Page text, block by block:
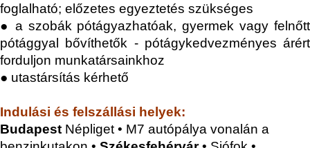
foglalható; előzetes egyeztetés szükséges
● a szobák pótágyazhatóak, gyermek vagy felnőtt
pótággyal bővíthetők - pótágykedvezményes árért
forduljon munkatársainkhoz
● utastársítás kérhető
Indulási és felszállási helyek:
Budapest Népliget • M7 autópálya vonalán a